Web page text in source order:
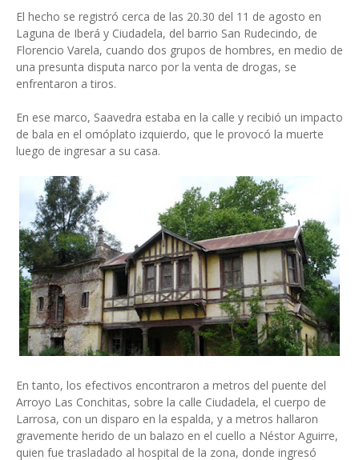
El hecho se registró cerca de las 20.30 del 11 de agosto en
Laguna de Iberá y Ciudadela, del barrio San Rudecindo, de
Florencio Varela, cuando dos grupos de hombres, en medio de
una presunta disputa narco por la venta de drogas, se
enfrentaron a tiros.
En ese marco, Saavedra estaba en la calle y recibió un impacto
de bala en el omóplato izquierdo, que le provocó la muerte
luego de ingresar a su casa.
En tanto, los efectivos encontraron a metros del puente del
Arroyo Las Conchitas, sobre la calle Ciudadela, el cuerpo de
Larrosa, con un disparo en la espalda, y a metros hallaron
gravemente herido de un balazo en el cuello a Néstor Aguirre,
quien fue trasladado al hospital de la zona, donde ingresó